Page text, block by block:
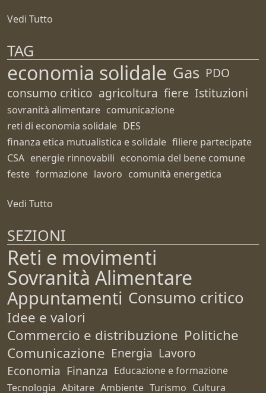
Vedi Tutto
TAG
economia solidale Gas PDO
consumo critico agricoltura fiere Istituzioni
sovranità alimentare comunicazione
reti di economia solidale DES
finanza etica mutualistica e solidale filiere partecipate
CSA energie rinnovabili economia del bene comune
feste formazione lavoro comunità energetica
Vedi Tutto
SEZIONI
Reti e movimenti
Sovranità Alimentare
Appuntamenti Consumo critico
Idee e valori
Commercio e distribuzione Politiche
Comunicazione Energia Lavoro
Economia Finanza Educazione e formazione
Tecnologia Abitare Ambiente Turismo Cultura